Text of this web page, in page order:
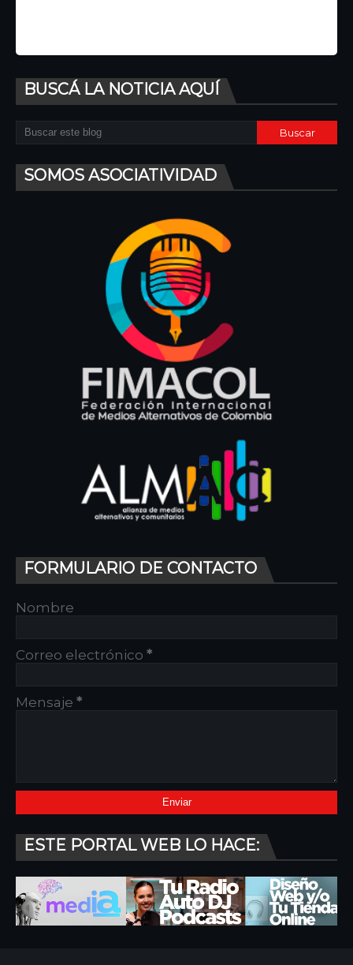
BUSCÁ LA NOTICIA AQUÍ
SOMOS ASOCIATIVIDAD
FORMULARIO DE CONTACTO
Nombre
Correo electrónico *
Mensaje *
ESTE PORTAL WEB LO HACE: